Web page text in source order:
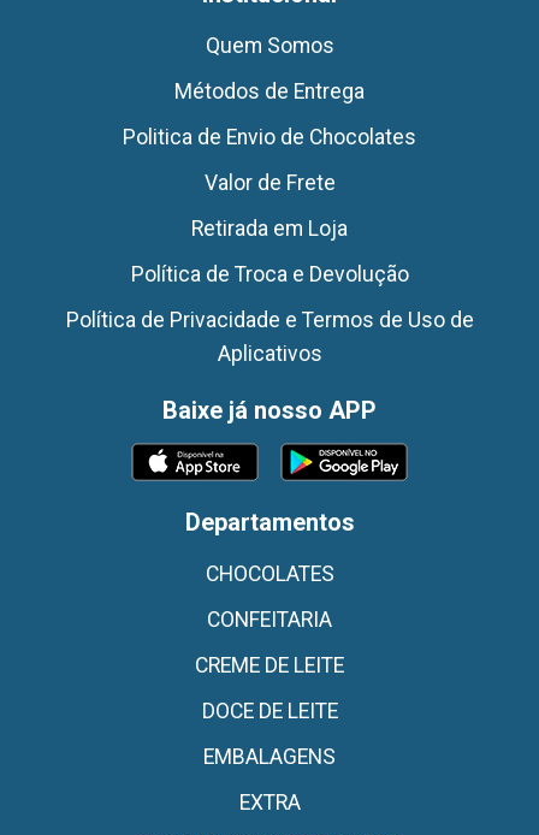
Quem Somos
Métodos de Entrega
Politica de Envio de Chocolates
Valor de Frete
Retirada em Loja
Política de Troca e Devolução
Política de Privacidade e Termos de Uso de
Aplicativos
Baixe já nosso APP
Departamentos
CHOCOLATES
CONFEITARIA
CREME DE LEITE
DOCE DE LEITE
EMBALAGENS
EXTRA